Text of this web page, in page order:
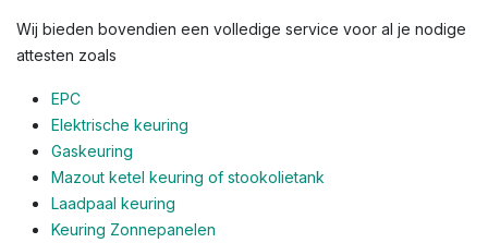
Wij bieden bovendien een volledige service voor al je nodige
attesten zoals
EPC
Elektrische keuring
Gaskeuring
Mazout ketel keuring of stookolietank
Laadpaal keuring
Keuring Zonnepanelen